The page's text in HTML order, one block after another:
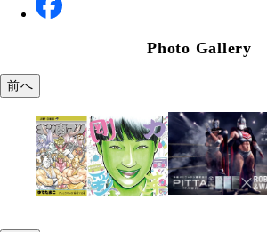
Photo Gallery
前へ